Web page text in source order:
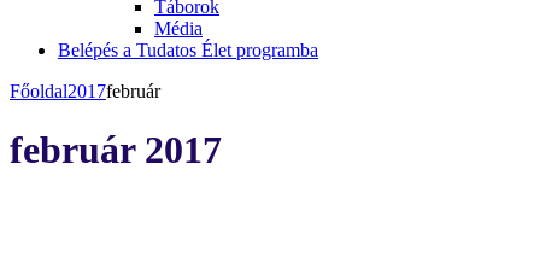
Táborok
Média
Belépés a Tudatos Élet programba
Főoldal2017február
február 2017